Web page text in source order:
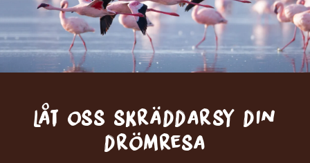
Låt oss skräddarsy din
drömresa